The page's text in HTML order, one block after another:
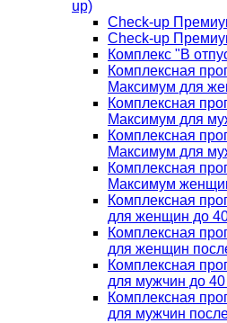
up)
Check-up
Check-up
Комплекс "В
Комплексная
Максимум для
Комплексная
Максимум для
Комплексная
Максимум для
Комплексная
Максимум
Комплексная
для женщин до
Комплексная
для женщин
Комплексная
для мужчин до 40
Комплексная
для мужчин